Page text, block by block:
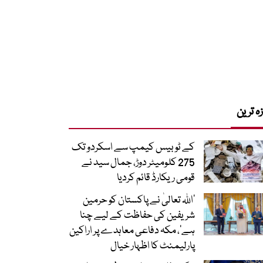
ترین
کے ٹو بیس کیمپ سے اسکردو تک
275 کلومیٹر دوڑ، جمال سید نے
قومی ریکارڈ قائم کردیا
’اللہ تعالیٰ نے پاکستان کو حرمین
شریفین کی حفاظت کے لیے چنا
ہے‘، مکہ دفاعی معاہدے پر اراکین
پارلیمنٹ کا اظہار خیال